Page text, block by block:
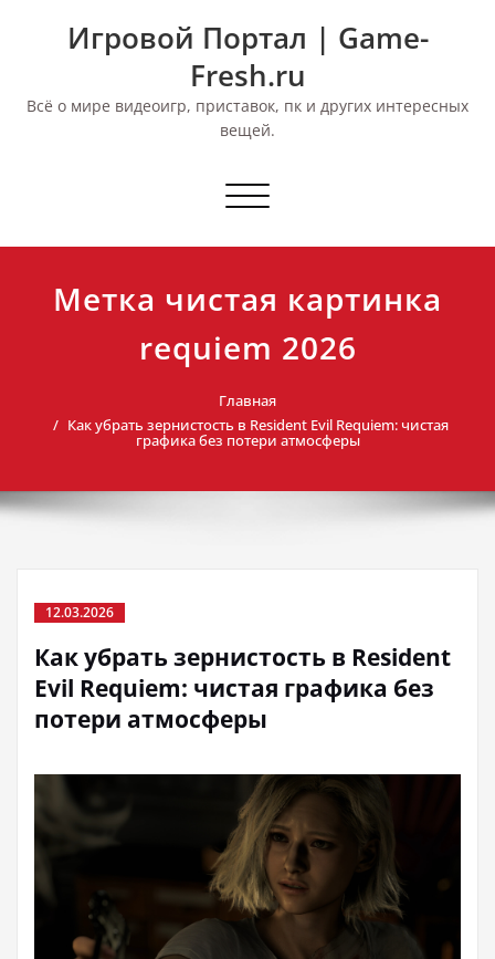
Игровой Портал | Game-
Fresh.ru
Всё о мире видеоигр, приставок, пк и других интересных
вещей.
Переключить
Метка чистая картинка
requiem 2026
Главная
Как убрать зернистость в Resident Evil Requiem: чистая
графика без потери атмосферы
12.03.2026
Как убрать зернистость в Resident
Evil Requiem: чистая графика без
потери атмосферы